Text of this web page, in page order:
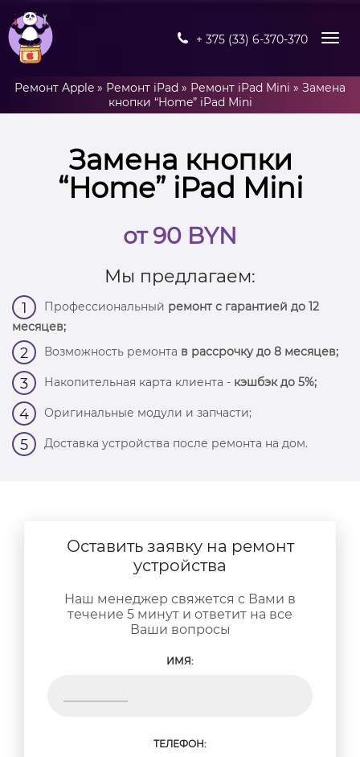
+ 375 (33) 6-370-370
Ремонт Apple » Ремонт iPad » Ремонт iPad Mini » Замена
кнопки “Home” iPad Mini
Замена кнопки
“Home” iPad Mini
от 90 BYN
Мы предлагаем:
1 Профессиональный ремонт с гарантией до 12
месяцев;
2 Возможность ремонта в рассрочку до 8 месяцев;
3 Накопительная карта клиента - кэшбэк до 5%;
4 Оригинальные модули и запчасти;
5 Доставка устройства после ремонта на дом.
Оставить заявку на ремонт
устройства
Наш менеджер свяжется с Вами в
течение 5 минут и ответит на все
Ваши вопросы
ИМЯ:
ТЕЛЕФОН: